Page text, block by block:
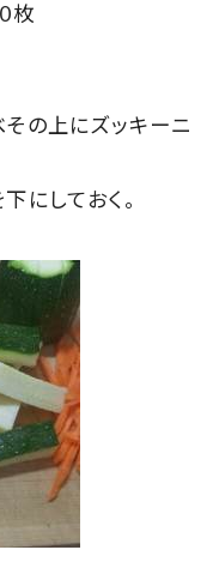
枚
の上にズッキーニ
にしておく。